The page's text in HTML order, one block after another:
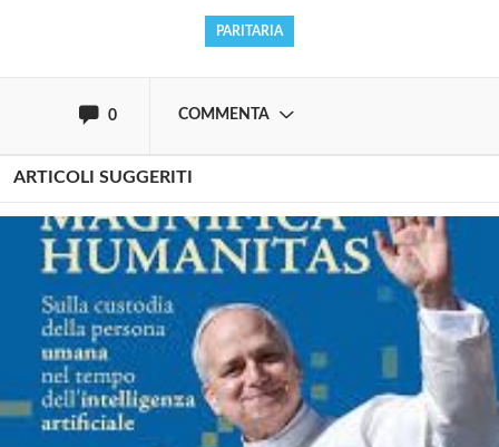
PARITARIA
0 COMMENTA
ARTICOLI SUGGERITI